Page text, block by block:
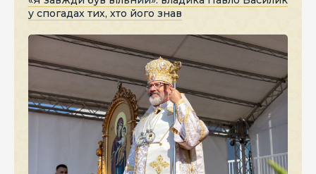
у спогадах тих, хто його знав